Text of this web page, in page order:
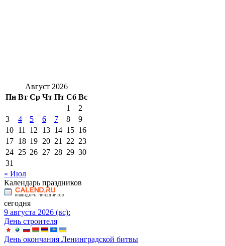
Август 2026
Пн Вт Ср Чт Пт Сб Вс
1
2
3
4 5 6 7 8
9
10 11 12 13 14 15 16
17 18 19 20 21 22 23
24 25 26 27 28 29 30
31
« Июл
Календарь праздников
сегодня
9 августа 2026 (вс):
День строителя
День окончания Ленинградской битвы